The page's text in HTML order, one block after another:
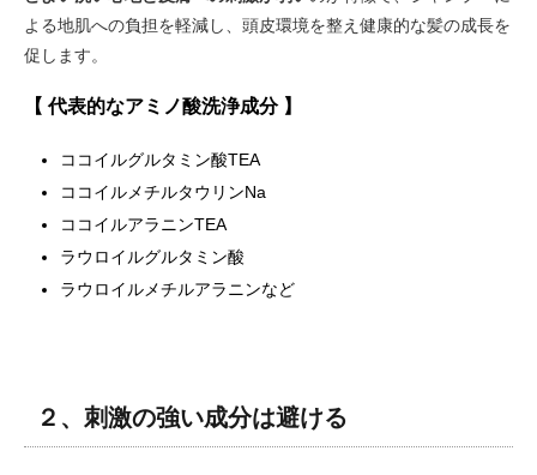
よる地肌への負担を軽減し、頭皮環境を整え健康的な髪の成長を
促します。
【 代表的なアミノ酸洗浄成分 】
ココイルグルタミン酸TEA
ココイルメチルタウリンNa
ココイルアラニンTEA
ラウロイルグルタミン酸
ラウロイルメチルアラニンなど
２、刺激の強い成分は避ける